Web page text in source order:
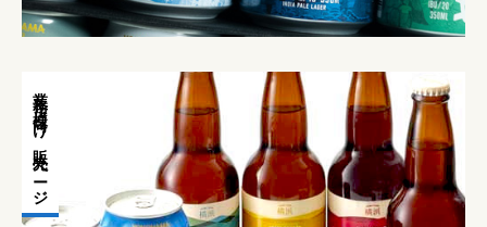
業務店様向け販売ページ